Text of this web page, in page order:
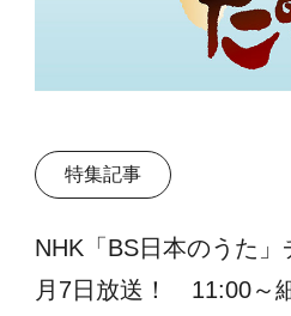
特集記事
NHK「BS日本のうた
月7日放送！ 11:00～